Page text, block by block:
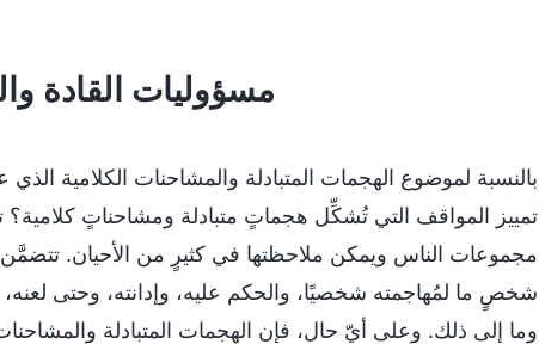
مسؤوليات القادة
بالنسبة لموضوع الهجمات المتبادلة والمشاحنات الكلامية
تمييز المواقف التي تُشكِّل هجماتٍ متبادلة ومشاحناتٍ كلامية؟
مجموعات الناس ويمكن ملاحظتها في كثيرٍ من الأحيان.
شخصٍ ما لمُهاجمته شخصيًا، والحكم عليه، وإدانته، وحتى
وما إلى ذلك. وعلى أيّ حال، فإن الهجمات المتبادلة